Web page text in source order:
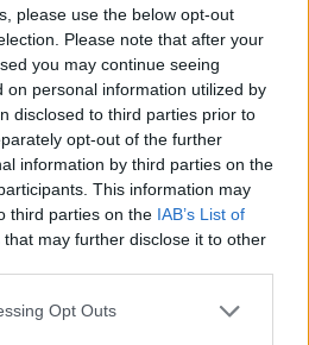
please use the below opt-out
Please note that after your
you may continue seeing
on personal information utilized by
disclosed to third parties prior to
opt-out of the further
information by third parties on the
This information may
third parties on the IAB’s List of
that may further disclose it to other
Opt Outs
σε τρεις οδούς του